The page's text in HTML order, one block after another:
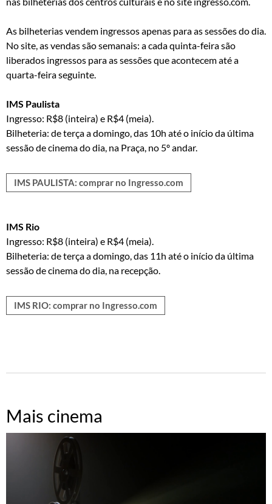
As bilheterias vendem ingressos apenas para as sessões do dia.
No site, as vendas são semanais: a cada quinta-feira são
liberados ingressos para as sessões que acontecem até a
quarta-feira seguinte.
IMS Paulista
Ingresso: R$8 (inteira) e R$4 (meia).
Bilheteria: de terça a domingo, das 10h até o início da última
sessão de cinema do dia, na Praça, no 5º andar.
IMS PAULISTA: comprar no Ingresso.com
IMS Rio
Ingresso: R$8 (inteira) e R$4 (meia).
Bilheteria: de terça a domingo, das 11h até o início da última
sessão de cinema do dia, na recepção.
IMS RIO: comprar no Ingresso.com
Mais cinema